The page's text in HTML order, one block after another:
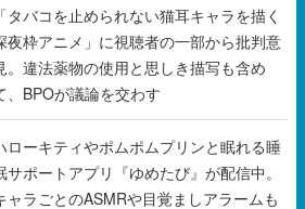
て、BPOが議論を交わす
ローキティやポムポムプリンと眠れる睡
サポートアプリ『ゆめたび』が配信中。
ャラごとのASMRや目覚ましアラームも
載
無料】ダンジョン探索で手に入れたもの